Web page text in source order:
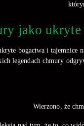
jako
bogactwa i tajemnice
legendach chmury
Wierzono, że